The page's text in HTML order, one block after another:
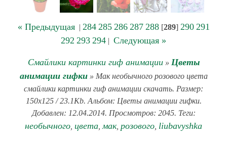
« Предыдущая| 284 285 286 287 288[289] 290 291
292 293 294 | Следующая »
Смайлики картинки гиф анимации» Цветы
анимации гифки» Мак необычного розового цвета
смайлики картинки гиф анимации скачать. Размер:
150x125 / 23.1Kb. Альбом: Цветы анимации гифки.
Добавлен: 12.04.2014. Просмотров: 2045. Теги:
необычного цвета мак, розового liubavyshka